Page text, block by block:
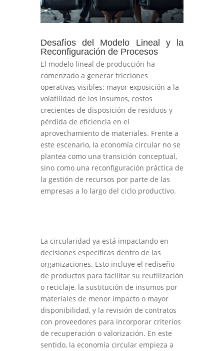
Desafíos del Modelo Lineal y la
Reconfiguración de Procesos
El modelo lineal de producción ha
comenzado a generar fricciones
operativas visibles: mayor exposición a la
volatilidad de los insumos, costos
crecientes de disposición de residuos y
pérdida de eficiencia en el
aprovechamiento de materiales. Frente a
este escenario, la economía circular no se
plantea como una transición conceptual,
sino como una reconfiguración práctica de
la gestión de recursos por parte de las
empresas a lo largo del ciclo productivo.
La circularidad ya está impactando en
decisiones específicas dentro de las
organizaciones. Esto incluye el rediseño
de productos para facilitar su reutilización
o reciclaje, la sustitución de insumos por
materiales de menor impacto o mayor
disponibilidad, y la revisión de contratos
con proveedores para incorporar criterios
de recuperación o valorización. En este
sentido, la economía circular empieza a